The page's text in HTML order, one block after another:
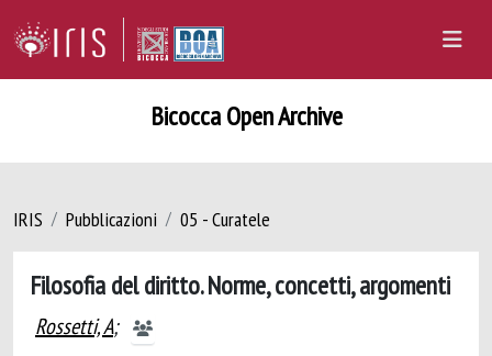
Bicocca Open Archive
IRIS Pubblicazioni 05 - Curatele
Filosofia del diritto. Norme, concetti, argomenti
Rossetti, A;